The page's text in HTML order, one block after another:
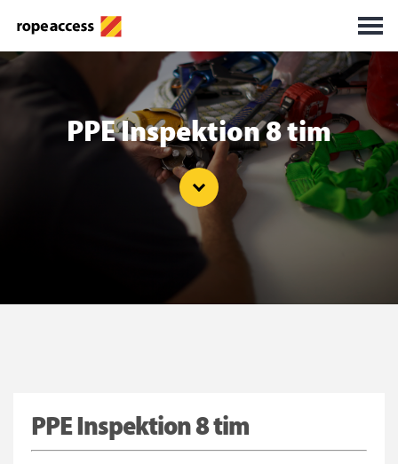
PPE Inspektion 8 tim
Go to topic
PPE Inspektion 8 tim